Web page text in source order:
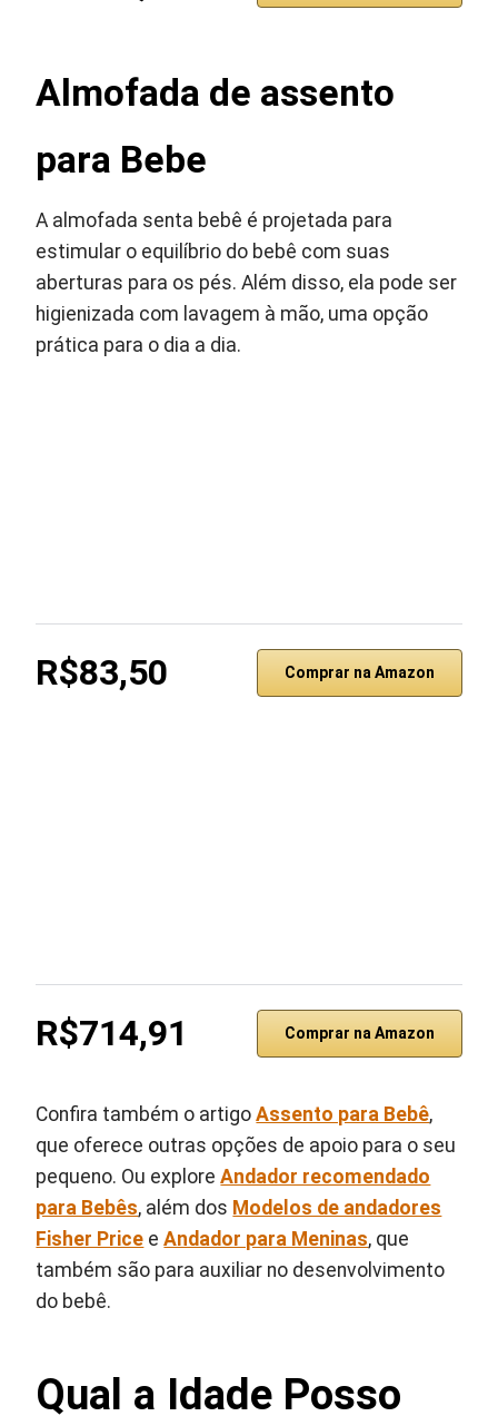
Almofada de assento
para Bebe
A almofada senta bebê é projetada para
estimular o equilíbrio do bebê com suas
aberturas para os pés. Além disso, ela pode ser
higienizada com lavagem à mão, uma opção
prática para o dia a dia.
R$83,50 Comprar na Amazon
R$714,91 Comprar na Amazon
Confira também o artigoAssento para Bebê,
que oferece outras opções de apoio para o seu
pequeno. Ou exploreAndador recomendado
para Bebês, além dos Modelos de andadores
Fisher Price eAndador para Meninas, que
também são para auxiliar no desenvolvimento
do bebê.
Qual a Idade Posso